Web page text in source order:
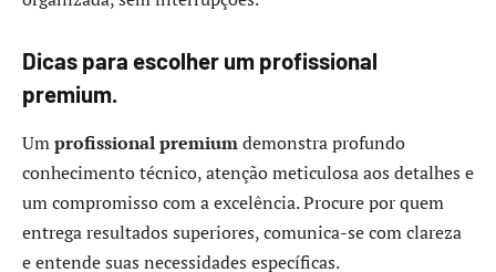
Dicas para escolher um profissional
premium.
Umprofissional premiumdemonstra profundo
conhecimento técnico, atenção meticulosa aos detalhes e
um compromisso com a excelência. Procure por quem
entrega resultados superiores, comunica-se com clareza
e entende suas necessidades específicas.